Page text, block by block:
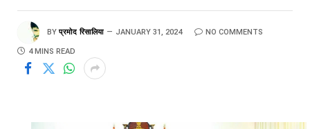
BY प्रमोद रिसालिया JANUARY 31, 2024 NO COMMENTS
4 MINS READ